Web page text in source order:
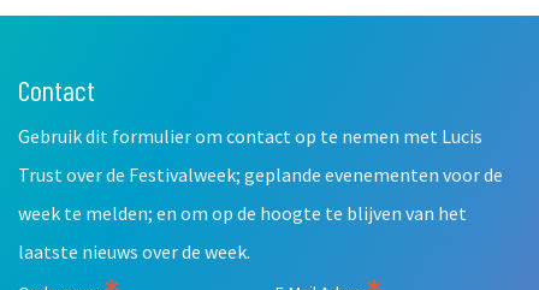
Leave
field
Contact
Gebruik dit formulier om contact op te nemen met Lucis
Trust over de Festivalweek; geplande evenementen voor de
week te melden; en om op de hoogte te blijven van het
laatste nieuws over de week.